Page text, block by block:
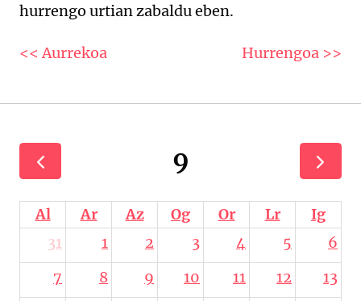
hurrengo urtian zabaldu eben.
<< Aurrekoa Hurrengoa >>
9
Al Ar Az Og Or Lr
Ig
31
1 2 3 4 5
6
7
8 9 10 11 12
13